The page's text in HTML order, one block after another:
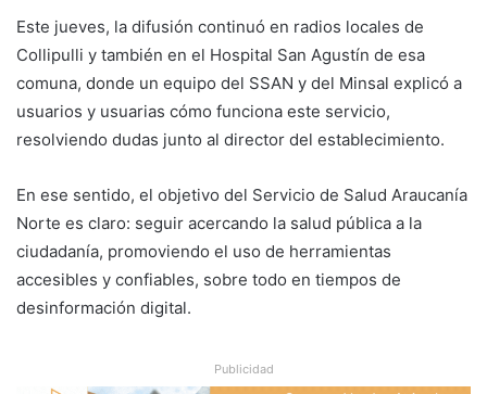
Este jueves, la difusión continuó en radios locales de
Collipulli y también en el Hospital San Agustín de esa
comuna, donde un equipo del SSAN y del Minsal explicó a
usuarios y usuarias cómo funciona este servicio,
resolviendo dudas junto al director del establecimiento.
En ese sentido, el objetivo del Servicio de Salud Araucanía
Norte es claro: seguir acercando la salud pública a la
ciudadanía, promoviendo el uso de herramientas
accesibles y confiables, sobre todo en tiempos de
desinformación digital.
Publicidad